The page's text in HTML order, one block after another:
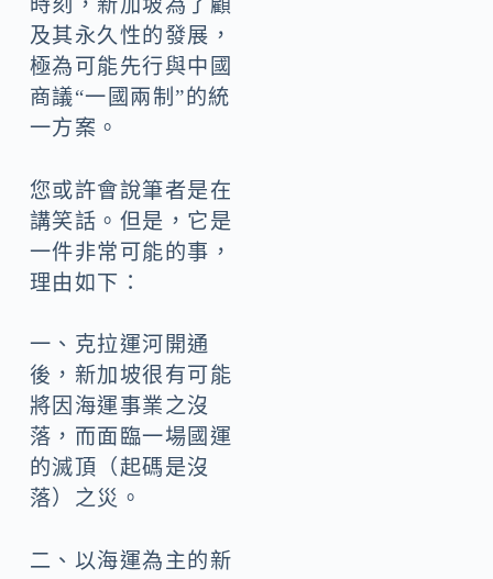
時刻，新加坡為了顧
及其永久性的發展，
極為可能先行與中國
商議“一國兩制”的統
一方案。
您或許會說筆者是在
講笑話。但是，它是
一件非常可能的事，
理由如下：
一、克拉運河開通
後，新加坡很有可能
將因海運事業之沒
落，而面臨一場國運
的滅頂（起碼是沒
落）之災。
二、以海運為主的新